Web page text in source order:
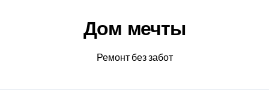
Дом мечты
Ремонт без забот